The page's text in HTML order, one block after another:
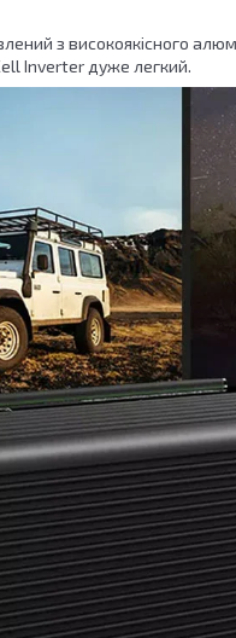
з високоякісного
Inverter дуже легкий.